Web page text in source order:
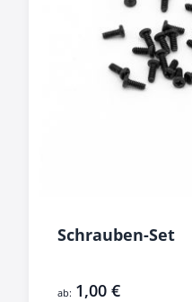
Schrauben-Set
ab: 1,00 €